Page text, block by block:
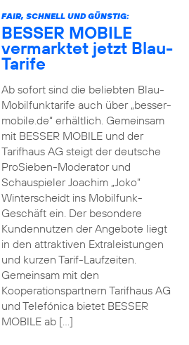
FAIR, SCHNELL UND GÜNSTIG:
BESSER MOBILE
vermarktet jetzt Blau-
Tarife
Ab sofort sind die beliebten Blau-
Mobilfunktarife auch über „besser-
mobile.de“ erhältlich. Gemeinsam
mit BESSER MOBILE und der
Tarifhaus AG steigt der deutsche
ProSieben-Moderator und
Schauspieler Joachim „Joko“
Winterscheidt ins Mobilfunk-
Geschäft ein. Der besondere
Kundennutzen der Angebote liegt
in den attraktiven Extraleistungen
und kurzen Tarif-Laufzeiten.
Gemeinsam mit den
Kooperationspartnern Tarifhaus AG
und Telefónica bietet BESSER
MOBILE ab […]